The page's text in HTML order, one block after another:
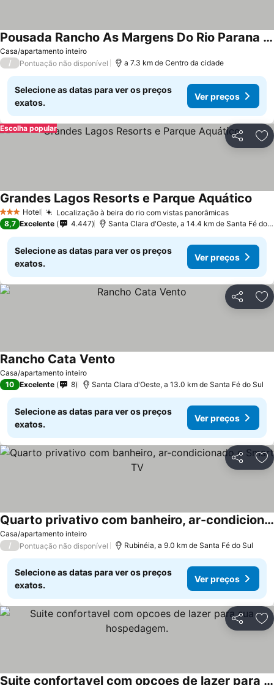
Casa/apartamento inteiro
Pousada Rancho As Margens Do Rio Parana Com 3 Suites E Vista Para O Rio , Excelente Para Pescaria
/ Pontuação não disponível a 7.3 km de Centro da cidade
Selecione as datas para ver os preços
exatos.
Ver preços
Partilhar
Escolha popular
3 EstrelasHotel Localização à beira do rio com vistas panorâmicas
Grandes Lagos Resorts e Parque Aquático
8,7 Excelente 4.447 Santa Clara d'Oeste, a 14.4 km de Santa Fé do Sul
Selecione as datas para ver os preços
exatos.
Ver preços
Partilhar
Casa/apartamento inteiro
Rancho Cata Vento
10 Excelente 8 Santa Clara d'Oeste, a 13.0 km de Santa Fé do Sul
Selecione as datas para ver os preços
exatos.
Ver preços
Partilhar
Casa/apartamento inteiro
Quarto privativo com banheiro, ar-condicionado e Smart TV
/ Pontuação não disponível Rubinéia, a 9.0 km de Santa Fé do Sul
Selecione as datas para ver os preços
exatos.
Ver preços
Partilhar
Suite confortavel com opcoes de lazer para sua hospedagem.